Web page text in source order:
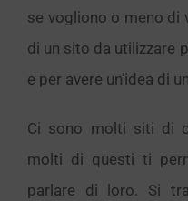
se vogliono o meno di
di un sito da utilizzare
e per avere un’idea di
Ci sono molti siti di
molti di questi ti
parlare di loro. Si